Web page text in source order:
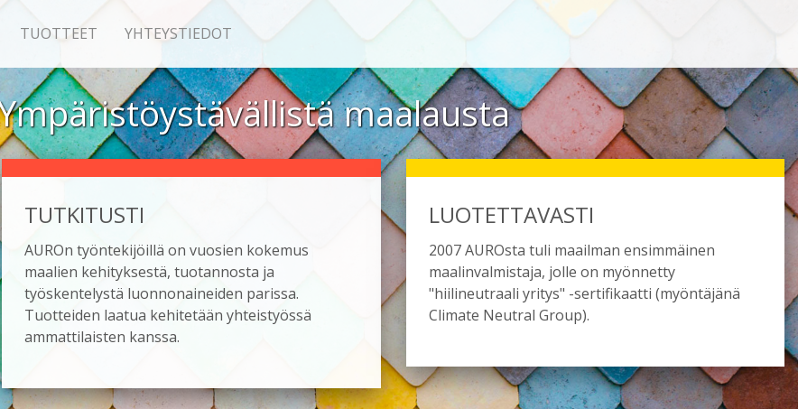
TUOTTEET YHTEYSTIEDOT
maalausta
TUTKITUSTI
AUROn työntekijöillä on vuosien kokemus
maalien kehityksestä, tuotannosta ja
työskentelystä luonnonaineiden parissa.
Tuotteiden laatua kehitetään yhteistyössä
ammattilaisten kanssa.
LUOTETTAVASTI
2007 AUROsta tuli maailman ensimmäinen
maalinvalmistaja, jolle on myönnetty
"hiilineutraali yritys" -sertifikaatti (myöntäjänä
Climate Neutral Group).